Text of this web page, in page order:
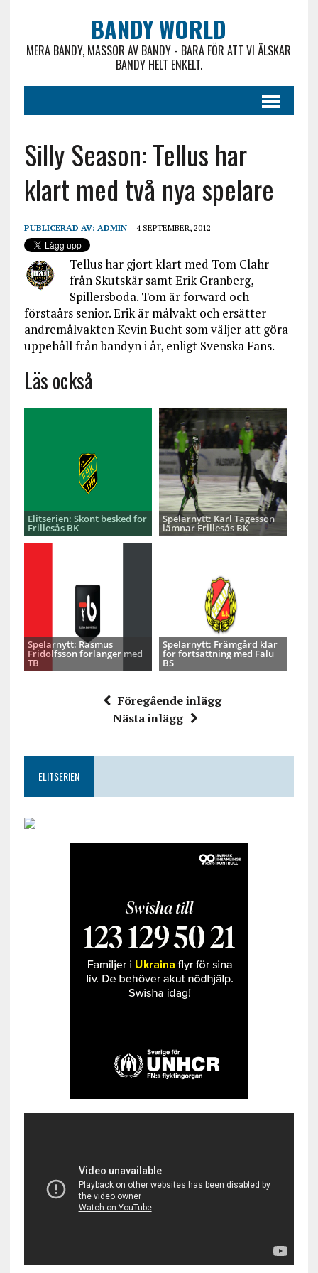
BANDY WORLD
MERA BANDY, MASSOR AV BANDY - BARA FÖR ATT VI ÄLSKAR
BANDY HELT ENKELT.
Silly Season: Tellus har
klart med två nya spelare
PUBLICERAD AV: ADMIN 4 SEPTEMBER, 2012
Tellus har gjort klart med Tom Clahr
från Skutskär samt Erik Granberg,
Spillersboda. Tom är forward och
förstaårs senior. Erik är målvakt och ersätter
andremålvakten Kevin Bucht som väljer att göra
uppehåll från bandyn i år, enligt Svenska Fans.
Läs också
Elitserien: Skönt besked för
Frillesås BK
Spelarnytt: Karl Tagesson
lämnar Frillesås BK
Spelarnytt: Rasmus
Fridolfsson förlänger med
TB
Spelarnytt: Främgård klar
för fortsättning med Falu
BS
Föregående inlägg
Nästa inlägg
ELITSERIEN